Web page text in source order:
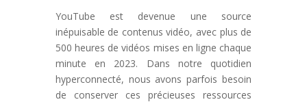
YouTube est devenue une source
inépuisable de contenus vidéo, avec plus de
500 heures de vidéos mises en ligne chaque
minute en 2023. Dans notre quotidien
hyperconnecté, nous avons parfois besoin
de conserver ces précieuses ressources